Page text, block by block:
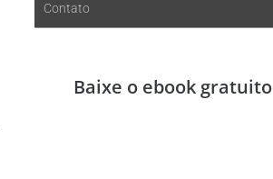
Contato
Baixe o ebook gratuito